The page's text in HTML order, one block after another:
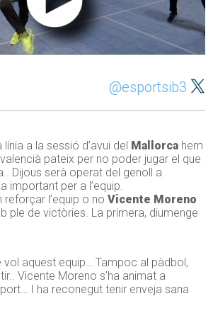
@esportsib3
a la sessió d’avui del Mallorca hem
pateix per no poder jugar el que
Dijous serà operat del genoll a
important per a l’equip.
reforçar l’equip o noVicente Moreno
ple de victòries. La primera, diumenge
vol aquest equip… Tampoc al pàdbol,
Vicente Moreno s’ha animat a
I ha reconegut tenir enveja sana